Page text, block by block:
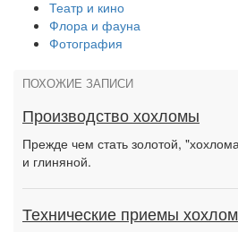
Театр и кино
Флора и фауна
Фотография
ПОХОЖИЕ ЗАПИСИ
Производство хохломы
Прежде чем стать золотой,
и глиняной.
Технические приемы